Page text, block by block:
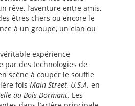
rêve, l’aventure entre amis,
êtres chers ou encore le
à un groupe, un clan ou
expérience
par des technologies de
scène à couper le souffle
fois Main Street, U.S.A. en
au Bois Dormant. Les